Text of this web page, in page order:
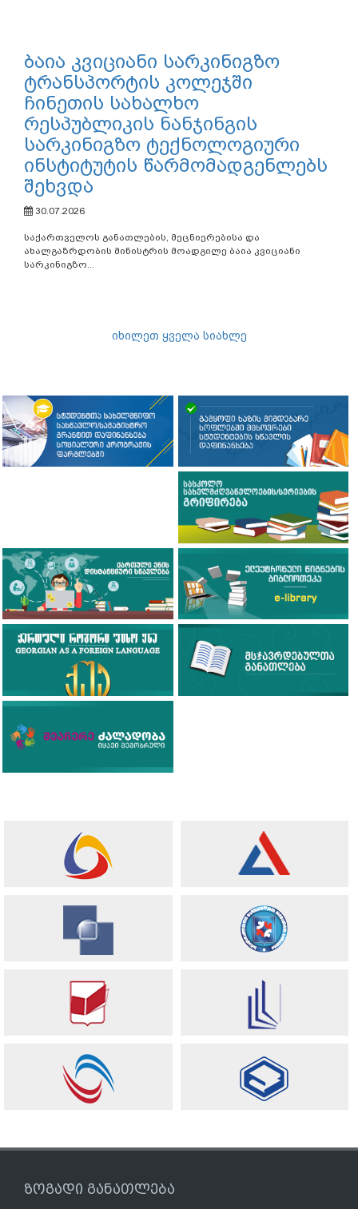
ბაია კვიციანი სარკინიგზო
ტრანსპორტის კოლეჯში
ჩინეთის სახალხო
რესპუბლიკის ნანჯინგის
სარკინიგზო ტექნოლოგიური
ინსტიტუტის წარმომადგენლებს
შეხვდა
30.07.2026
საქართველოს განათლების, მეცნიერებისა და
ახალგაზრდობის მინისტრის მოადგილე ბაია კვიციანი
სარკინიგზო...
იხილეთ ყველა სიახლე
ზოგადი განათლება